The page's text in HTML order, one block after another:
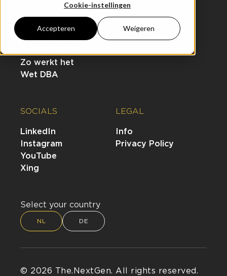
Cookie-instellingen
Accepteren Weigeren
THE.NEXTGEN
BENEFITS
Zo werkt het
Wet DBA
PROJECTEN
Onze Projecten
SOCIALS
LinkedIn
Instagram
YouTube
Xing
LEGAL
Info
Privacy Policy
Select your country
NL DE
© 2026 The.NextGen. All rights reserved.